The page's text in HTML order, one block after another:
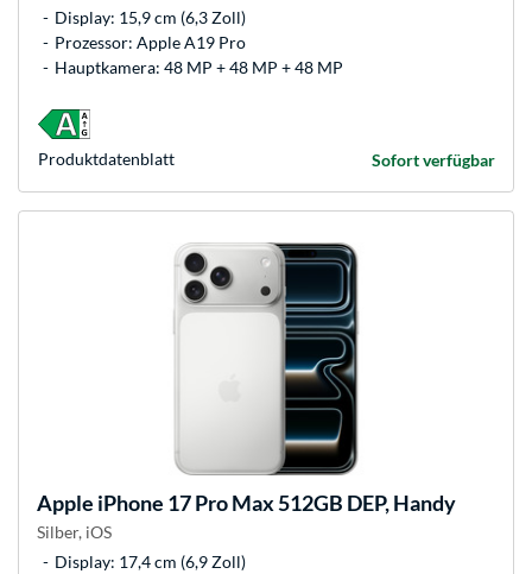
Display: 15,9 cm (6,3 Zoll)
Prozessor: Apple A19 Pro
Hauptkamera: 48 MP + 48 MP + 48 MP
Sofort verfügbar
Produkt­datenblatt
Apple iPhone 17 Pro Max 512GB DEP, Handy
Silber, iOS
Display: 17,4 cm (6,9 Zoll)